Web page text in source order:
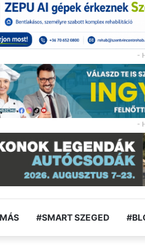
-
-
#SMART SZEGED